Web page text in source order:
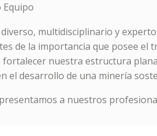
multidisciplinario y
de la importancia que posee
nuestra estructura
el desarrollo de una minería
a nuestros